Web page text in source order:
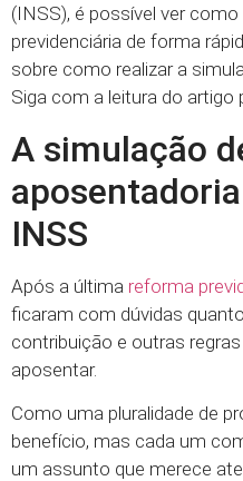
(INSS), é possível ver
previdenciária de forma
sobre como realizar a
Siga com a leitura do artigo
A simulação
INSS
Após a última reforma
ficaram com dúvidas
contribuição e outras
aposentar.
Como uma pluralidade de
benefício, mas cada um
um assunto que merece